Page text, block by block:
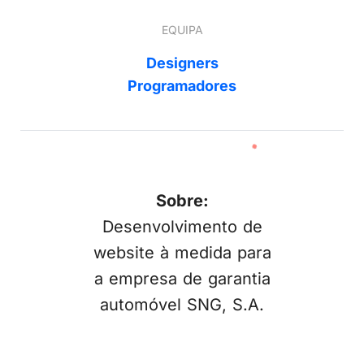
EQUIPA
Designers
Programadores
Sobre:
Desenvolvimento de
website à medida para
a empresa de garantia
automóvel SNG, S.A.